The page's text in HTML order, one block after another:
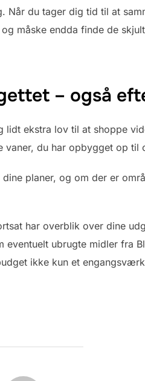
du tager dig tid til at
måske endda finde de
– også
ekstra lov til at shoppe
du har opbygget op til
planer, og om der er
har overblik over dine
ubrugte midler fra
ikke kun et